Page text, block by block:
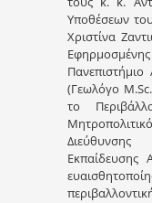
Υποθέσεων
Χριστίνα
(Γεωλόγο
το
Εκπαίδευσης